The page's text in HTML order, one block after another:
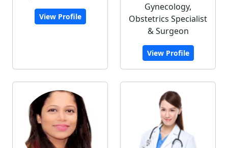
View Profile
Gynecology,
Obstetrics Specialist
& Surgeon
View Profile